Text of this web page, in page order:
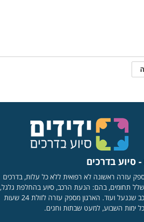
- סיוע בדרכים
עזרה ראשונה לא רפואית ללא כל עלות, בדרכים
תחומים, בהם: הנעת הרכב, סיוע בהחלפת גלגל,
פתיחת רכב שננעל ועוד. הארגון מספק עזרה לזולת 24 שעות
ימות השבוע, למעט שבתות וחגים.